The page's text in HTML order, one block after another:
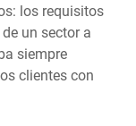
los requisitos
un sector a
siempre
clientes con